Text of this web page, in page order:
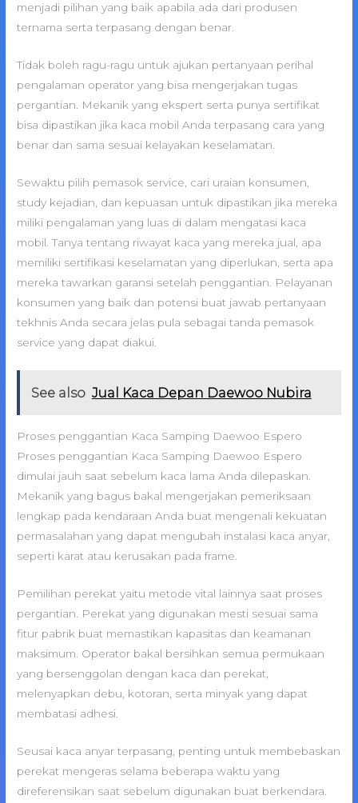
menjadi pilihan yang baik apabila ada dari produsen
ternama serta terpasang dengan benar.
Tidak boleh ragu-ragu untuk ajukan pertanyaan perihal
pengalaman operator yang bisa mengerjakan tugas
pergantian. Mekanik yang ekspert serta punya sertifikat
bisa dipastikan jika kaca mobil Anda terpasang cara yang
benar dan sama sesuai kelayakan keselamatan.
Sewaktu pilih pemasok service, cari uraian konsumen,
study kejadian, dan kepuasan untuk dipastikan jika mereka
miliki pengalaman yang luas di dalam mengatasi kaca
mobil. Tanya tentang riwayat kaca yang mereka jual, apa
memiliki sertifikasi keselamatan yang diperlukan, serta apa
mereka tawarkan garansi setelah penggantian. Pelayanan
konsumen yang baik dan potensi buat jawab pertanyaan
tekhnis Anda secara jelas pula sebagai tanda pemasok
service yang dapat diakui.
See also Jual Kaca Depan Daewoo Nubira
Proses penggantian Kaca Samping Daewoo Espero
Proses penggantian Kaca Samping Daewoo Espero
dimulai jauh saat sebelum kaca lama Anda dilepaskan.
Mekanik yang bagus bakal mengerjakan pemeriksaan
lengkap pada kendaraan Anda buat mengenali kekuatan
permasalahan yang dapat mengubah instalasi kaca anyar,
seperti karat atau kerusakan pada frame.
Pemilihan perekat yaitu metode vital lainnya saat proses
pergantian. Perekat yang digunakan mesti sesuai sama
fitur pabrik buat memastikan kapasitas dan keamanan
maksimum. Operator bakal bersihkan semua permukaan
yang bersenggolan dengan kaca dan perekat,
melenyapkan debu, kotoran, serta minyak yang dapat
membatasi adhesi.
Seusai kaca anyar terpasang, penting untuk membebaskan
perekat mengeras selama beberapa waktu yang
direferensikan saat sebelum digunakan buat berkendara.